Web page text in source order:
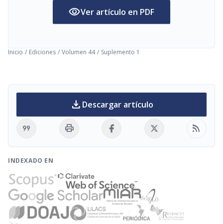
visibilityVer artículo en PDF
Inicio / Ediciones / Volumen 44 / Suplemento 1
download Descargar artículo
format_quote print rss_feed
INDEXADO EN